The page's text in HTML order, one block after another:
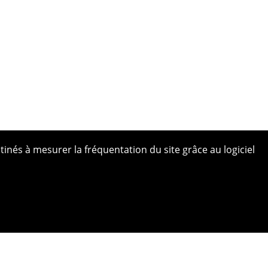
à mesurer la fréquentation du site grâce au logiciel